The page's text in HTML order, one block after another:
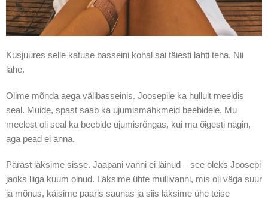
Kusjuures selle katuse basseini kohal sai täiesti lahti teha. Nii
lahe.
Olime mõnda aega välibasseinis. Joosepile ka hullult meeldis
seal. Muide, spast saab ka ujumismähkmeid beebidele. Mu
meelest oli seal ka beebide ujumisrõngas, kui ma õigesti nägin,
aga pead ei anna.
Pärast läksime sisse. Jaapani vanni ei läinud – see oleks Joosepi
jaoks liiga kuum olnud. Läksime ühte mullivanni, mis oli väga suur
ja mõnus, käisime paaris saunas ja siis läksime ühe teise